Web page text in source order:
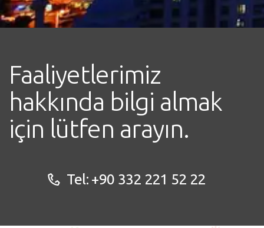
Faaliyetlerimiz
hakkında bilgi almak
için lütfen arayın.
Tel: +90 332 221 52 22